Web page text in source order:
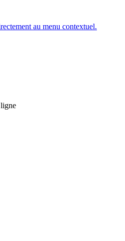
au menu contextuel.